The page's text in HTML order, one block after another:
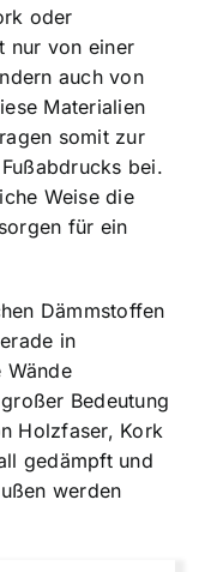
oder
nur von einer
auch von
Materialien
somit zur
bei.
Weise die
für ein
Dämmstoffen
in
Wände
Bedeutung
Holzfaser, Kork
gedämpft und
werden